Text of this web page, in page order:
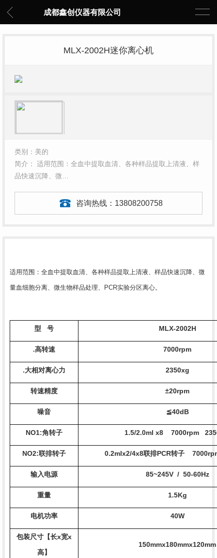
成都鑫创仪器有限公司
MLX-2002H迷你离心机
类别：美的
简介： 适用范围：全血中提取血清、各种样品提取上清液、样
品快速沉降、微…
咨询热线： 13808200758
适用范围：全血中提取血清、各种样品提取上清液、样品快速沉降、微
量血细胞分离、微生物样品处理、 PCR实验分区离心。
型 号 MLX-2002H
.高转速 7000rpm
.大相对离心力 2350xg
转速精度 ±20rpm
噪音 ≦40dB
NO1:角转子 1.5/2.0ml x8 7000rpm
NO2:联排转子 0.2mlx2/4x8联排PCR转子
输入电源 85~245V / 50-60Hz
重量 1.5Kg
电机功率 40W
包装尺寸【长x宽x
高】
150mmx180mmx120mm